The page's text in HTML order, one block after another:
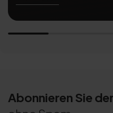
Abonnieren Sie